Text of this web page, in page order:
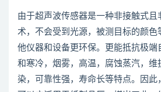
由于超声波传感器是一种非接触式且
术，不会受到光源，被测目标的颜色
他仪器和设备更环保。更能抵抗极端
和寒冷，烟雾，高温，腐蚀蒸汽，维
染，可靠性强，寿命长等特点。因此